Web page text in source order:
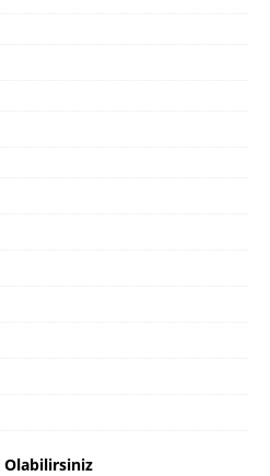
Olabilirsiniz